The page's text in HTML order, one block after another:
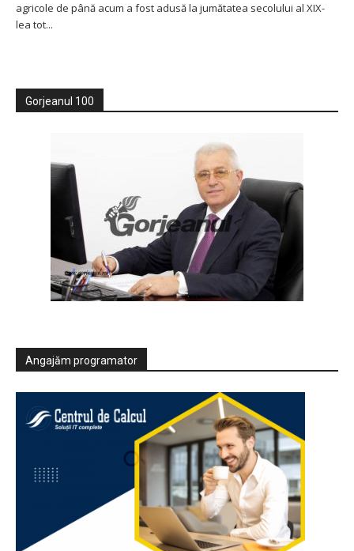
agricole de până acum a fost adusă la jumătatea secolului al XIX-
lea tot...
Gorjeanul 100
Angajăm programator